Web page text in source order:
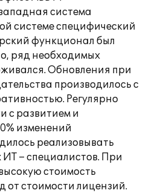
система
системе специфический
функционал был
ряд необходимых
Обновления при
производилось с
Регулярно
с развитием и
изменений
реализовывать
– специалистов. При
стоимость
от стоимости лицензий.